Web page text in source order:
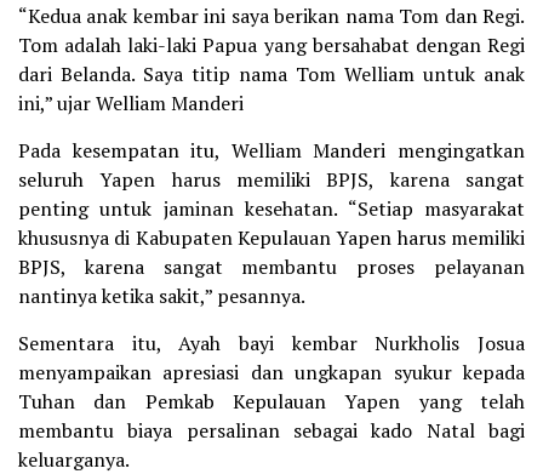
“Kedua anak kembar ini saya berikan nama Tom dan Regi.
Tom adalah laki-laki Papua yang bersahabat dengan Regi
dari Belanda. Saya titip nama Tom Welliam untuk anak
ini,” ujar Welliam Manderi
Pada kesempatan itu, Welliam Manderi mengingatkan
seluruh Yapen harus memiliki BPJS, karena sangat
penting untuk jaminan kesehatan. “Setiap masyarakat
khususnya di Kabupaten Kepulauan Yapen harus memiliki
BPJS, karena sangat membantu proses pelayanan
nantinya ketika sakit,” pesannya.
Sementara itu, Ayah bayi kembar Nurkholis Josua
menyampaikan apresiasi dan ungkapan syukur kepada
Tuhan dan Pemkab Kepulauan Yapen yang telah
membantu biaya persalinan sebagai kado Natal bagi
keluarganya.